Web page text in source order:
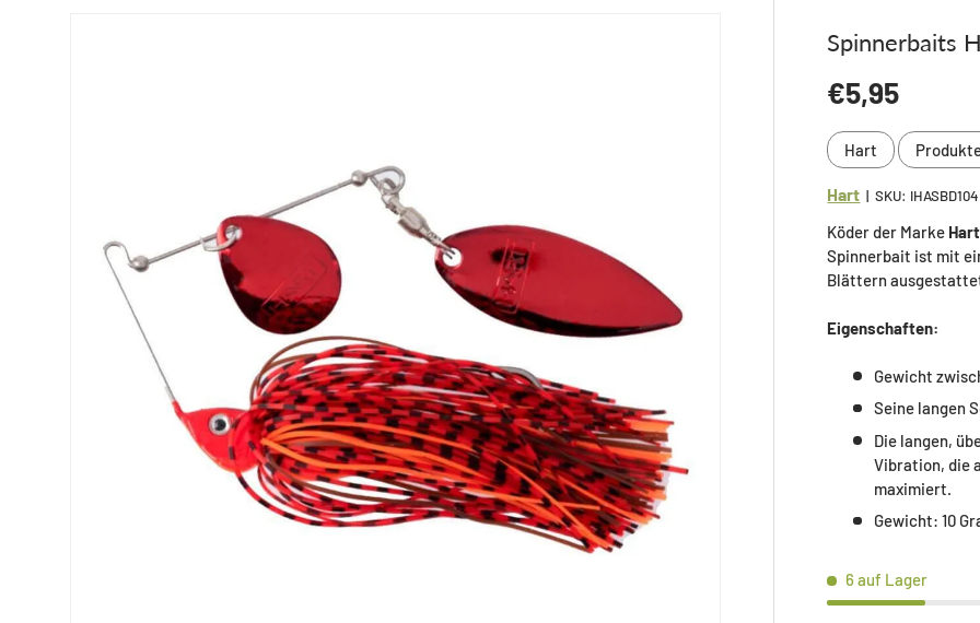
Spinnerbaits
Normaler
€5,95
Hart
Hart |SKU: IHASBD104
Köder der Marke
Spinnerbait ist mit
Blättern
Eigenschaften:
Gewicht
Seine langen
Die langen,
Vibration, die
maximiert.
Gewicht: 10
6 auf Lager